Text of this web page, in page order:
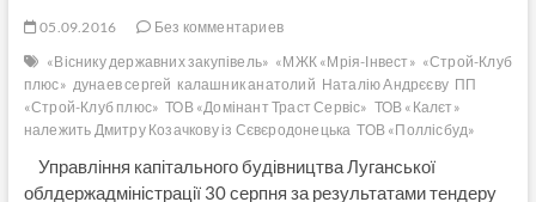
05.09.2016
Без комментариев
«Віснику державних закупівель» «МЖК «Мрія-Інвест» «Строй-Клуб
плюс» дунаев сергей калашник анатолий Наталію Андрєєву ПП
«Строй-Клуб плюс» ТОВ «Домінант Траст Сервіс» ТОВ «Калєт»
належить Дмитру Козачкову із Сєвєродонецька ТОВ «Поллісбуд»
Управління капітального будівництва Луганської
облдержадміністрації 30 серпня за результатами тендеру